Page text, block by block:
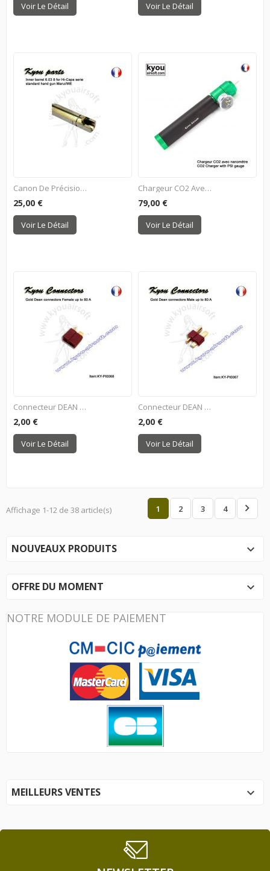
Voir Le Détail Voir Le Détail
Canon De Précision...
25,00 €
Voir Le Détail
Chargeur CO2 Avec Manomètre
79,00 €
Voir Le Détail
Connecteur DEAN Femelle
2,00 €
Voir Le Détail
Connecteur DEAN Mâle
2,00 €
Voir Le Détail
Affichage 1-12 de 38 article(s) 1 2 3 4 
NOUVEAUX PRODUITS 
OFFRE DU MOMENT 
NOTRE MODULE DE PAIEMENT
MEILLEURS VENTES 